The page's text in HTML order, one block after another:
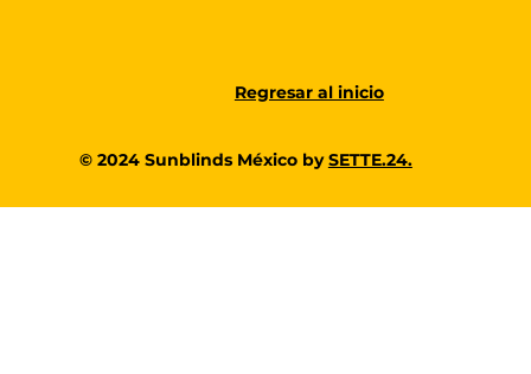
© 2024 Sunblinds México bySETTE.24.
Regresar al inicio